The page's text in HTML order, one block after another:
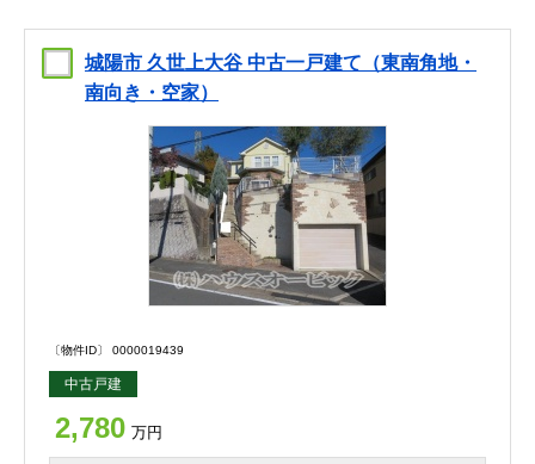
城陽市 久世上大谷 中古一戸建て（東南角地・
南向き・空家）
〔物件ID〕 0000019439
中古戸建
2,780 万円